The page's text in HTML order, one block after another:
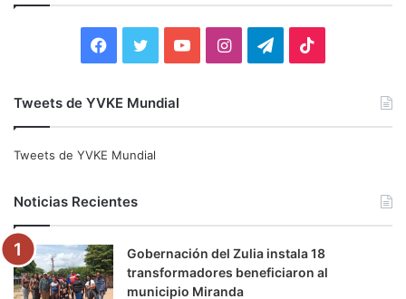
:
e
o
o
t
e
r
b
e
I
g
r
r
a
k
Tweets de YVKE Mundial
Tweets de YVKE Mundial
Noticias Recientes
Gobernación del Zulia instala 18
transformadores beneficiaron al
municipio Miranda